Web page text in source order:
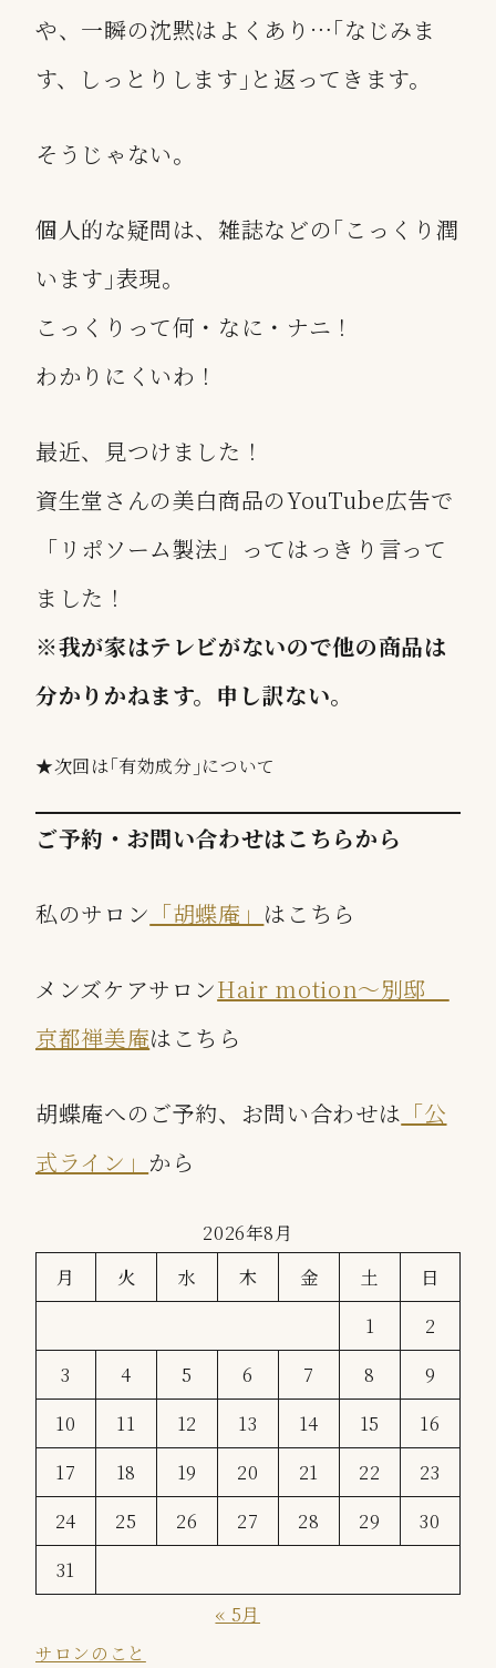
や、一瞬の沈黙はよくあり…｢なじみま
す、しっとりします｣と返ってきます。
そうじゃない。
個人的な疑問は、雑誌などの｢こっくり潤
います｣表現。
こっくりって何・なに・ナニ！
わかりにくいわ！
最近、見つけました！
資生堂さんの美白商品のYouTube広告で
「リポソーム製法」ってはっきり言って
ました！
※我が家はテレビがないので他の商品は
分かりかねます。申し訳ない。
★次回は｢有効成分｣について
ご予約・お問い合わせはこちらから
私のサロン 「胡蝶庵」 はこちら
メンズケアサロンHair motion〜別邸
京都禅美庵はこちら
胡蝶庵へのご予約、お問い合わせは 「公
式ライン」 から
2026年8月
月
火 水 木 金 土
日
1
2
3
4 5 6 7 8
9
10
11 12 13 14 15
16
17
18 19 20 21 22
23
24
25 26 27 28 29
30
31
« 5月
サロンのこと